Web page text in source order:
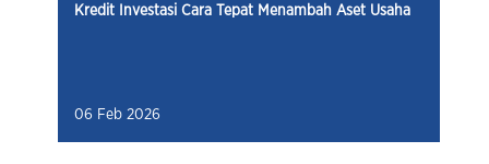
Kredit Investasi Cara Tepat Menambah Aset Usaha
06 Feb 2026